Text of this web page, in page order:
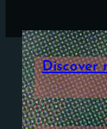
Discover